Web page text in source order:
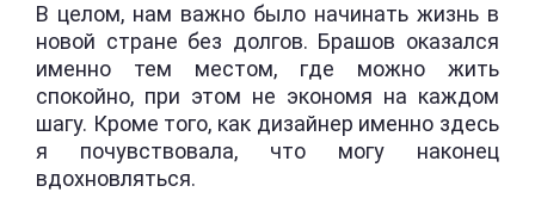
В целом, нам важно было начинать жизнь в
новой стране без долгов. Брашов оказался
именно тем местом, где можно жить
спокойно, при этом не экономя на каждом
шагу. Кроме того, как дизайнер именно здесь
я почувствовала, что могу наконец
вдохновляться.